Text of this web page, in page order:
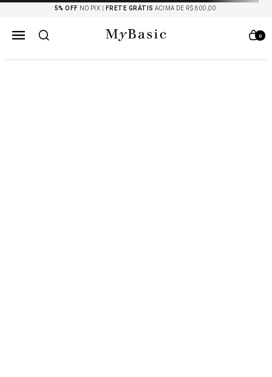
5% OFF NO PIX | FRETE GRÁTIS ACIMA DE R$ 600,00.
0